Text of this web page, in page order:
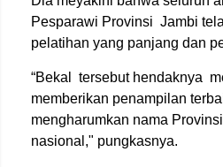
Pesparawi Provinsi Jambi
pelatihan yang panjang dan
“Bekal tersebut hendaknya
memberikan penampilan
mengharumkan nama
nasional," pungkasnya.